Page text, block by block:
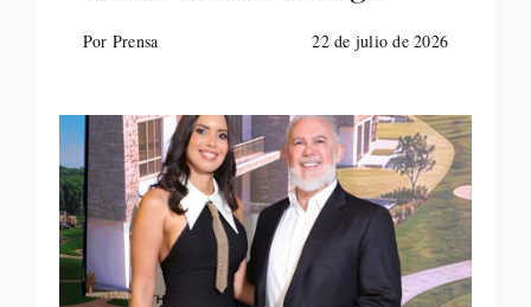
Por Prensa 22 de julio de 2026